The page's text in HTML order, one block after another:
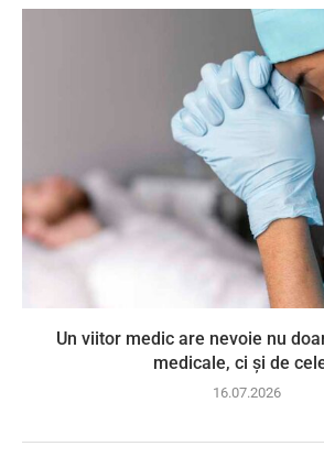
Un viitor medic are nevoie nu
medicale, ci și de
16.07.2026